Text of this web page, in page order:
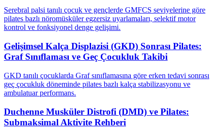
Serebral palsi tanılı çocuk ve gençlerde GMFCS seviyelerine göre
pilates bazlı nöromüsküler egzersiz uyarlamaları, selektif motor
kontrol ve fonksiyonel denge gelişimi.
Gelişimsel Kalça Displazisi (GKD) Sonrası Pilates:
Graf Sınıflaması ve Geç Çocukluk Takibi
GKD tanılı çocuklarda Graf sınıflamasına göre erken tedavi sonrası
geç çocukluk döneminde pilates bazlı kalça stabilizasyonu ve
ambulatuar performans.
Duchenne Musküler Distrofi (DMD) ve Pilates:
Submaksimal Aktivite Rehberi